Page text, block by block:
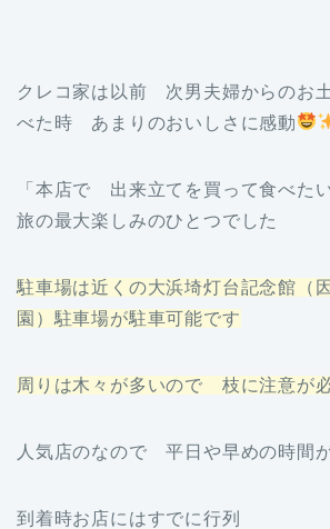
クレコ家は以前 次男夫婦からのお
べた時 あまりのおいしさに感動
「本店で 出来立てを買って食べた
旅の最大楽しみのひとつでした
駐車場は近くの大浜埼灯台記念館（
園）駐車場が駐車可能です
周りは木々が多いので 枝に注意が
人気店のなので 平日や早めの時間
到着時お店にはすでに行列